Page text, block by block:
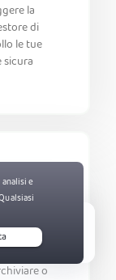
la
di
le tue
o